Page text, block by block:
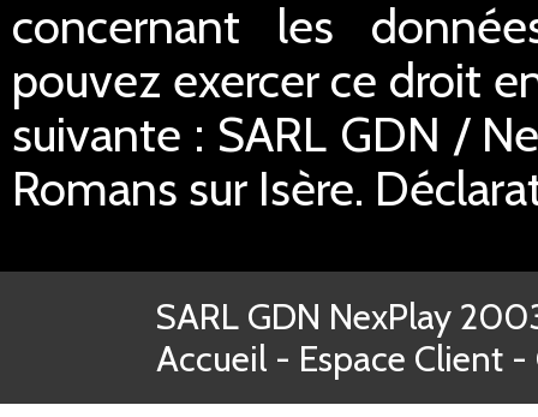
concernant les
pouvez exercer ce droit
suivante : SARL GDN /
Romans sur Isère.
SARL GDN NexPlay
Accueil - Espace Client -